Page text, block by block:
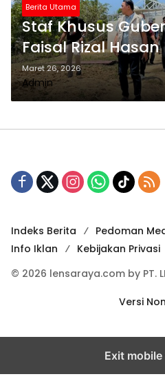
Berita Utama
Staf Khusus
Faisal Rizal
Sejumlah
Dikerjakan
Maret 26, 2026
Admin
Indeks Berita Pedoman
Info Iklan
Kebijakan Privasi
© 2026 lensaraya.com by PT.
Versi
Exit